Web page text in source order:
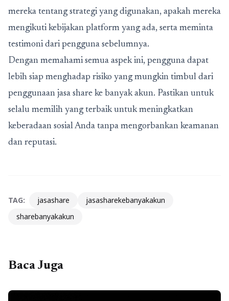
mereka tentang strategi yang digunakan, apakah mereka
mengikuti kebijakan platform yang ada, serta meminta
testimoni dari pengguna sebelumnya.
Dengan memahami semua aspek ini, pengguna dapat
lebih siap menghadap risiko yang mungkin timbul dari
penggunaan jasa share ke banyak akun. Pastikan untuk
selalu memilih yang terbaik untuk meningkatkan
keberadaan sosial Anda tanpa mengorbankan keamanan
dan reputasi.
TAG: jasashare
jasasharekebanyakakun
sharebanyakakun
Baca Juga